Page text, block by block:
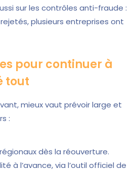
sur les contrôles anti-fraude :
plusieurs entreprises ont
pour continuer à
tout
mieux vaut prévoir large et
:
dès la réouverture.
à l’avance, via l’outil officiel de